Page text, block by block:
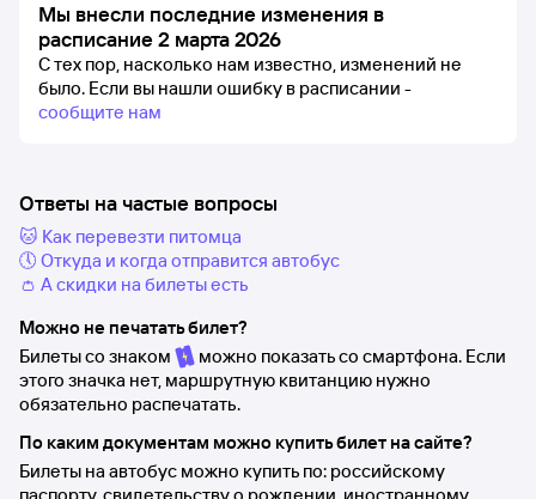
Мы внесли последние изменения в
расписание 2 марта 2026
С тех пор, насколько нам известно, изменений не
было. Если вы нашли ошибку в расписании -
сообщите нам
Ответы на частые вопросы
🐱 Как перевезти питомца
🕔 Откуда и когда отправится автобус
👛 А скидки на билеты есть
Можно не печатать билет?
Билеты со знаком
можно показать со смартфона. Если
этого значка нет, маршрутную квитанцию нужно
обязательно распечатать.
По каким документам можно купить билет на сайте?
Билеты на автобус можно купить по: российскому